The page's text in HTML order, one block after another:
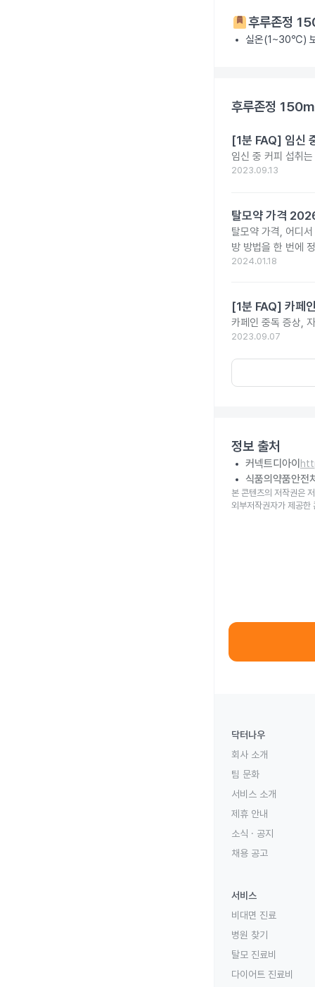
후루존정
실온(1~30℃)
후루존정
[1분 FAQ] 임신
임신 중 커피 섭취
2023.09.13
탈모약 가격
탈모약 가격, 어디
방 방법을 한 번에
2024.01.18
[1분 FAQ] 카페
카페인 중독 증상,
2023.09.07
정보 출처
커넥트디아이
식품의약품안전
본 콘텐츠의 저작권은
외부저작권자가 제공한
닥터나우
회사 소개
팀 문화
서비스 소개
제휴 안내
소식 · 공지
채용 공고
서비스
비대면 진료
병원 찾기
탈모 진료비
다이어트 진료비